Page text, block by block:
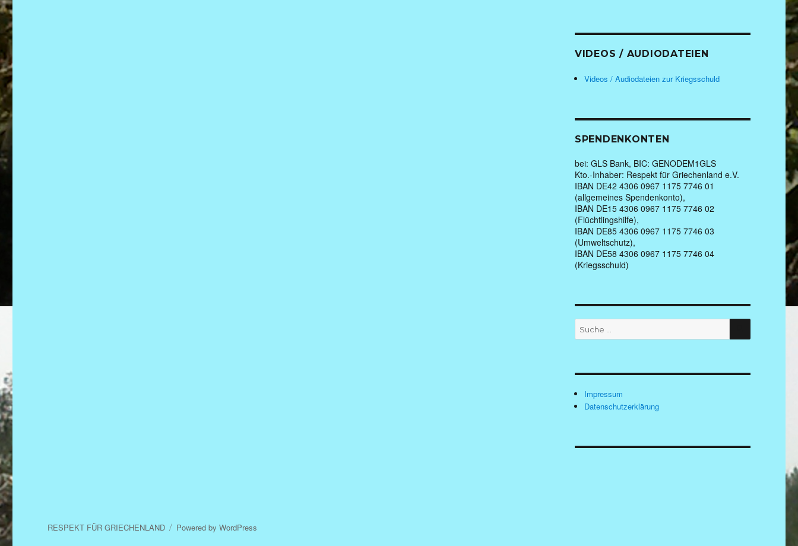
VIDEOS / AUDIODATEIEN
Videos / Audiodateien zur Kriegsschuld
SPENDENKONTEN
bei: GLS Bank, BIC: GENODEM1GLS
Kto.-Inhaber: Respekt für Griechenland e.V.
IBAN DE42 4306 0967 1175 7746 01
(allgemeines Spendenkonto),
IBAN DE15 4306 0967 1175 7746 02
(Flüchtlingshilfe),
IBAN DE85 4306 0967 1175 7746 03
(Umweltschutz),
IBAN DE58 4306 0967 1175 7746 04
(Kriegsschuld)
Suche
nach:
SUCHEN
Impressum
Datenschutzerklärung
RESPEKT FÜR GRIECHENLAND Powered by WordPress